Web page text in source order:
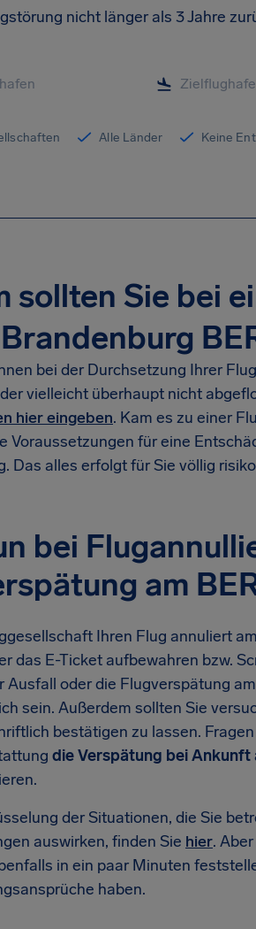
nicht länger als 3 Jahre
Alle Länder Keine
sollten Sie bei
bei der Durchsetzung Ihrer
vielleicht überhaupt nicht
hier eingeben. Kam es zu einer
Voraussetzungen für eine
Das alles erfolgt für Sie völlig
bei
am
Ihren Flug annuliert
das E-Ticket aufbewahren bzw.
Ausfall oder die Flugverspätung
sein. Außerdem sollten Sie
bestätigen zu lassen.
die Verspätung bei Ankunft
der Situationen, die Sie
auswirken, finden Sie hier.
in ein paar Minuten
haben.